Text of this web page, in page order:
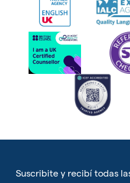
Suscribite y recibí todas